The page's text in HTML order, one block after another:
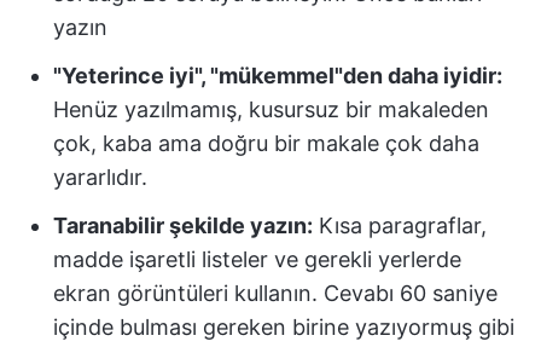
yazın
"Yeterince iyi", "mükemmel"den daha iyidir:
Henüz yazılmamış, kusursuz bir makaleden
çok, kaba ama doğru bir makale çok daha
yararlıdır.
Taranabilir şekilde yazın: Kısa paragraflar,
madde işaretli listeler ve gerekli yerlerde
ekran görüntüleri kullanın. Cevabı 60 saniye
içinde bulması gereken birine yazıyormuş gibi